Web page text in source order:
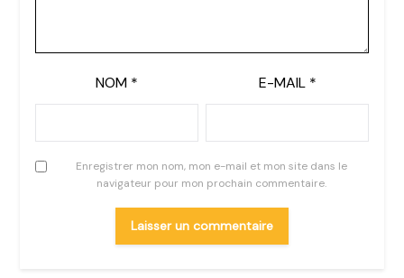
NOM * E-MAIL *
Enregistrer mon nom, mon e-mail et mon site dans le
navigateur pour mon prochain commentaire.